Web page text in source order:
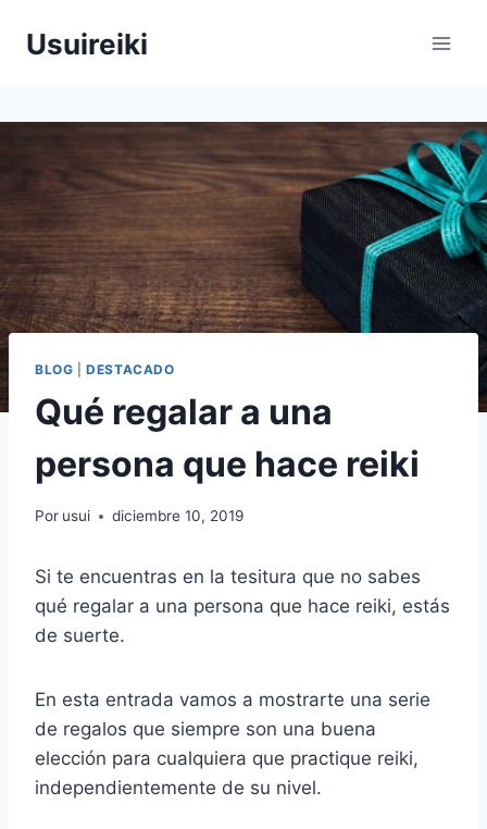
Usuireiki
BLOG |DESTACADO
Qué regalar a una
persona que hace reiki
Por usui diciembre 10, 2019
Si te encuentras en la tesitura que no sabes
qué regalar a una persona que hace reiki, estás
de suerte.
En esta entrada vamos a mostrarte una serie
de regalos que siempre son una buena
elección para cualquiera que practique reiki,
independientemente de su nivel.